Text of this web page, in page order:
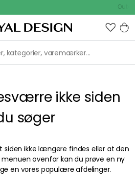
ikke siden
søger
ikke længere findes eller at den
menuen ovenfor kan du prøve en ny
en vores populære afdelinger.